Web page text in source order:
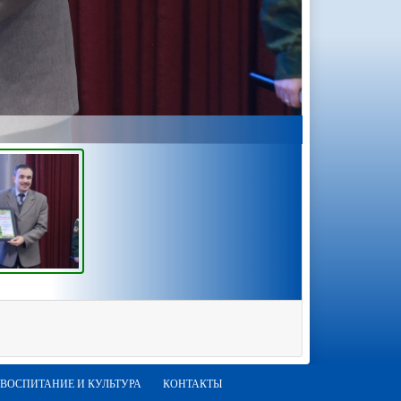
ВОСПИТАНИЕ И КУЛЬТУРА КОНТАКТЫ